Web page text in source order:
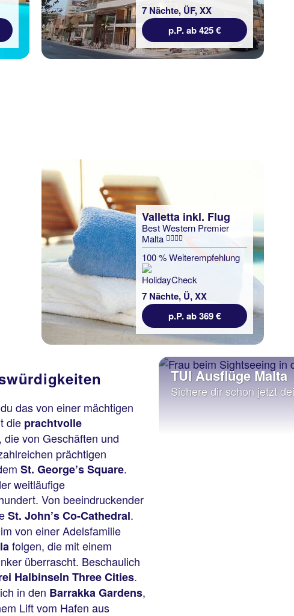
7 Nächte, ÜF, XX
p.P. ab 425 €
7 Nächte, ÜF, DZ
p.P. ab 381 €
Valletta inkl. Flug
Best Western Premier
Malta
100 % Weiterempfehlung
7 Nächte, Ü, XX
p.P. ab 369 €
das von einer mächtigen
die prachtvolle
, die von Geschäften und
prächtigen
St. George’s Square.
weitläufige
Von beeindruckender
St. John’s Co-Cathedral.
von einer Adelsfamilie
folgen, die mit einem
überrascht. Beschaulich
Halbinseln Three Cities.
in den Barrakka Gardens,
Lift vom Hafen aus
TUI Ausflüge Malta
Sichere dir schon jetzt